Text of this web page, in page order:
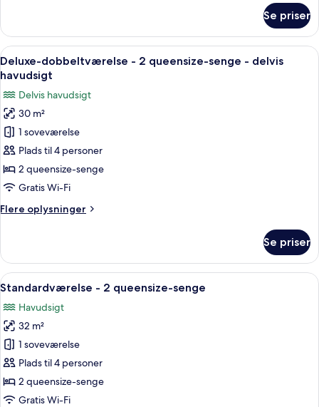
havudsigt
værelse
1
kingsize-
-
delvis
havudsigt
Se priser
Indlæs
alle
billeder
af
Deluxe-
dobbeltværelse
-
2
queensize-
-
Et hotelværelse med to senge, et
9
Deluxe-dobbeltværelse - 2 queensize-senge - delvis
havudsigt
Delvis havudsigt
30 m²
1 soveværelse
Plads til 4 personer
2 queensize-senge
Gratis Wi-Fi
Flere oplysninger
Flere
dobbeltværelse
2
senge
delvis
havudsigt
Se priser
Indlæs
alle
billeder
af
Standardværelse
-
2
queensize-
Et hotelværelse med to senge, et
6
Standardværelse - 2 queensize-senge
Havudsigt
32 m²
1 soveværelse
Plads til 4 personer
2 queensize-senge
Gratis Wi-Fi